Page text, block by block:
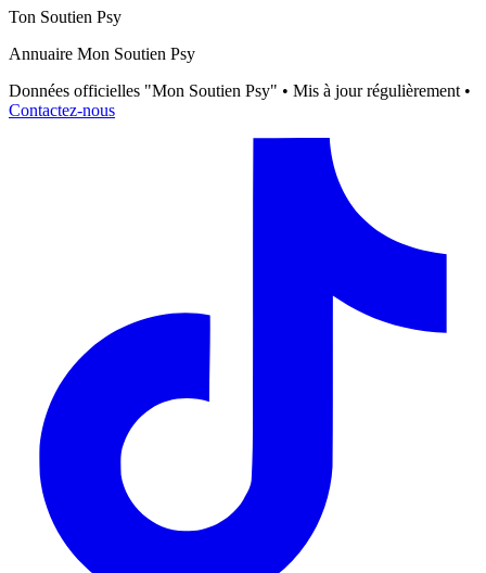
Ton Soutien Psy
Annuaire Mon Soutien Psy
Données officielles "Mon Soutien Psy" • Mis à jour régulièrement •
Contactez-nous